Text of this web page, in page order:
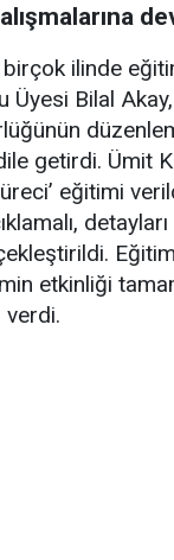
ilinde
Üyesi Bilal
getirdi. Ümit
eğitimi
etkinliği
verdi.